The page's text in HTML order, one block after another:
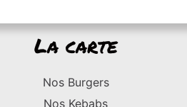
La carte
Nos Burgers
Nos Kebabs